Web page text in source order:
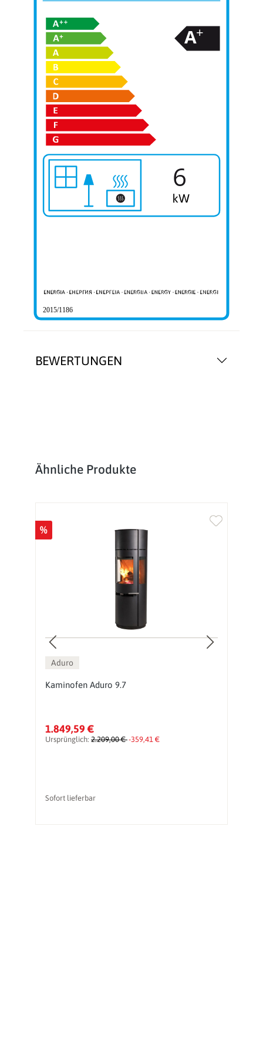
BEWERTUNGEN
2015/1186
6
A+
Produktgalerie überspringen
Ähnliche Produkte
%
Aduro
Kaminofen Aduro 9.7
1.849,59 €
Ursprünglich: 2.209,00 €-359,41 €
Sofort lieferbar